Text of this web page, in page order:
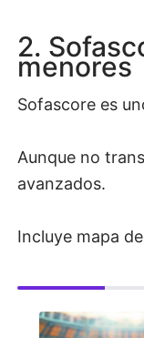
2.
menores
Sofascore es
Aunque no
avanzados.
Incluye mapa